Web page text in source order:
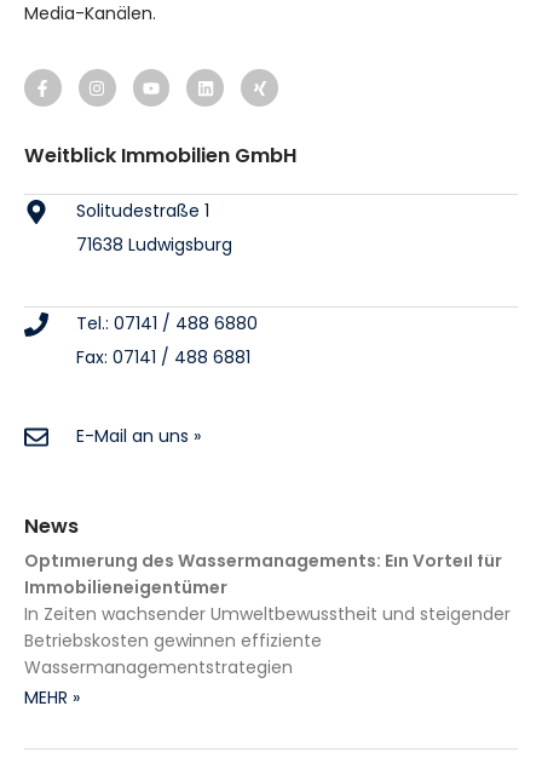
Media-Kanälen.
Weitblick Immobilien GmbH
Solitudestraße 1
71638 Ludwigsburg
Tel.: 07141 / 488 6880
Fax: 07141 / 488 6881
E-Mail an uns »
News
Optimierung des Wassermanagements: Ein Vorteil für
Immobilieneigentümer
In Zeiten wachsender Umweltbewusstheit und steigender
Betriebskosten gewinnen effiziente
Wassermanagementstrategien
MEHR »